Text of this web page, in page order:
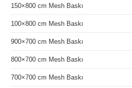
150×800 cm Mesh Baskı
100×800 cm Mesh Baskı
900×700 cm Mesh Baskı
800×700 cm Mesh Baskı
700×700 cm Mesh Baskı